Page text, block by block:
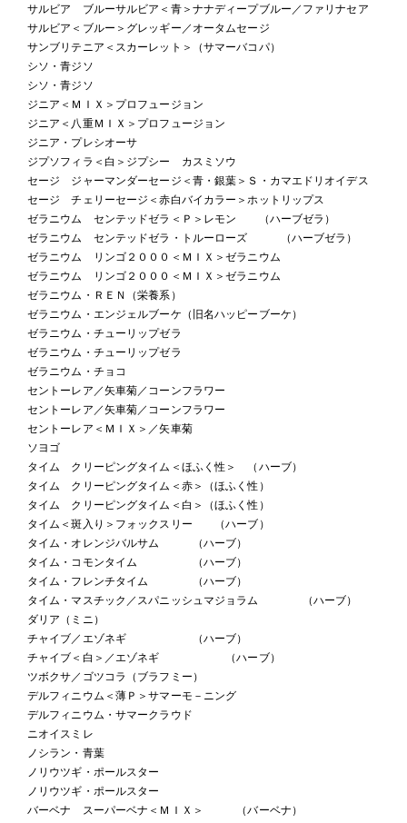
サルビア ブルーサルビア＜青＞ナナディープブルー／ファリナセア
サルビア＜ブルー＞グレッギー／オータムセージ
サンブリテニア＜スカーレット＞（サマーバコパ）
シソ・青ジソ
シソ・青ジソ
ジニア＜ＭＩＸ＞プロフュージョン
ジニア＜八重ＭＩＸ＞プロフュージョン
ジニア・プレシオーサ
ジプソフィラ＜白＞ジプシー カスミソウ
セージ ジャーマンダーセージ＜青・銀葉＞Ｓ・カマエドリオイデス
セージ チェリーセージ＜赤白バイカラー＞ホットリップス
ゼラニウム センテッドゼラ＜Ｐ＞レモン （ハーブゼラ）
ゼラニウム センテッドゼラ・トルーローズ （ハーブゼラ）
ゼラニウム リンゴ２０００＜ＭＩＸ＞ゼラニウム
ゼラニウム リンゴ２０００＜ＭＩＸ＞ゼラニウム
ゼラニウム・ＲＥＮ（栄養系）
ゼラニウム・エンジェルブーケ（旧名ハッピーブーケ）
ゼラニウム・チューリップゼラ
ゼラニウム・チューリップゼラ
ゼラニウム・チョコ
セントーレア／矢車菊／コーンフラワー
セントーレア／矢車菊／コーンフラワー
セントーレア＜ＭＩＸ＞／矢車菊
ソヨゴ
タイム クリーピングタイム＜ほふく性＞ （ハーブ）
タイム クリーピングタイム＜赤＞（ほふく性）
タイム クリーピングタイム＜白＞（ほふく性）
タイム＜斑入り＞フォックスリー （ハーブ）
タイム・オレンジバルサム （ハーブ）
タイム・コモンタイム （ハーブ）
タイム・フレンチタイム （ハーブ）
タイム・マスチック／スパニッシュマジョラム （ハーブ）
ダリア（ミニ）
チャイブ／エゾネギ （ハーブ）
チャイブ＜白＞／エゾネギ （ハーブ）
ツボクサ／ゴツコラ（ブラフミー）
デルフィニウム＜薄Ｐ＞サマーモ－ニング
デルフィニウム・サマークラウド
ニオイスミレ
ノシラン・青葉
ノリウツギ・ポールスター
ノリウツギ・ポールスター
バーベナ スーパーベナ＜ＭＩＸ＞ （バーベナ）